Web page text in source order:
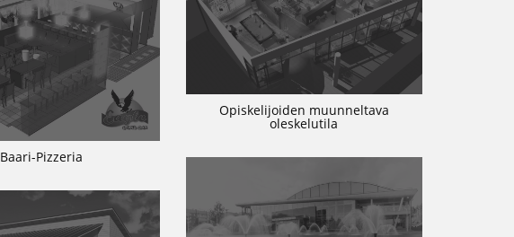
Opiskelijoiden muunneltava
oleskelutila
Baari-Pizzeria